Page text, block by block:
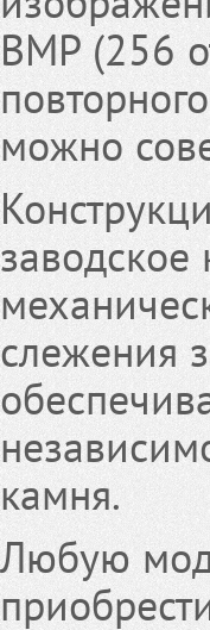
BMP (256
можно
заводское
слежения
камня.
Любую